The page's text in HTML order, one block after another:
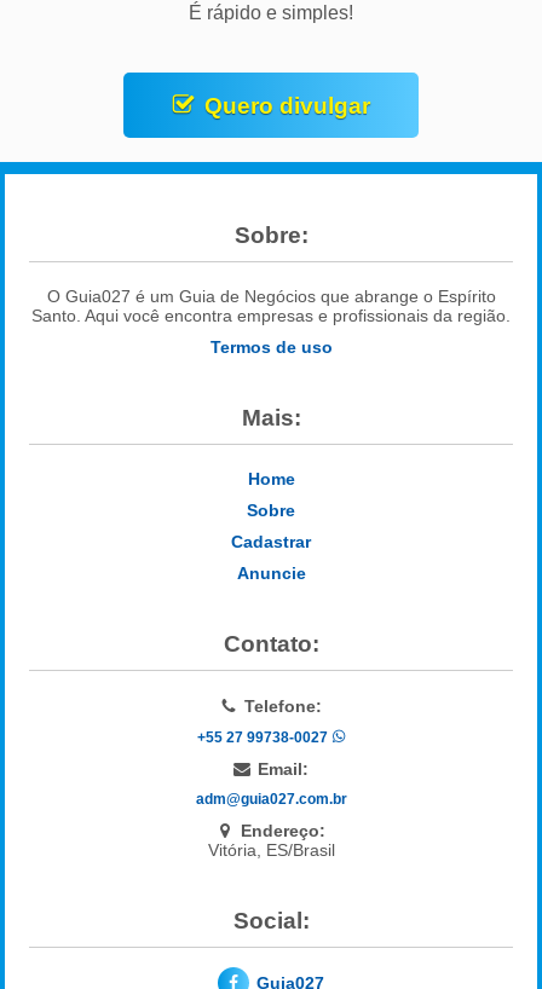
É rápido e simples!
Quero divulgar
Sobre:
O Guia027 é um Guia de Negócios que abrange o Espírito
Santo. Aqui você encontra empresas e profissionais da região.
Termos de uso
Mais:
Home
Sobre
Cadastrar
Anuncie
Contato:
Telefone:
+55 27 99738-0027
Email:
adm@guia027.com.br
Endereço:
Vitória, ES/Brasil
Social:
Guia027